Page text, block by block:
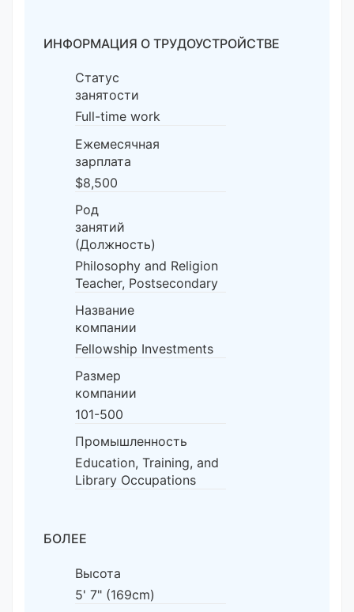
ИНФОРМАЦИЯ О ТРУДОУСТРОЙСТВЕ
Статус
занятости
Full-time work
Ежемесячная
зарплата
$8,500
Род
занятий
(Должность)
Philosophy and Religion
Teacher, Postsecondary
Название
компании
Fellowship Investments
Размер
компании
101-500
Промышленность
Education, Training, and
Library Occupations
БОЛЕЕ
Высота
5' 7" (169cm)